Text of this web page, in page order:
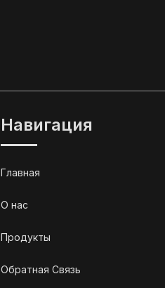
Навигация
Главная
О нас
Продукты
Обратная Связь